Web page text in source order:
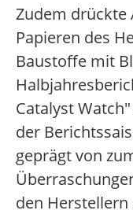
Zudem drückte
Papieren des
Baustoffe mit
Catalyst
der
geprägt von
den